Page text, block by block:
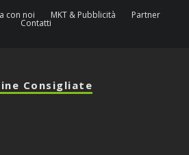
con noi MKT & Pubblicità Partner
Contatti
Consigliate